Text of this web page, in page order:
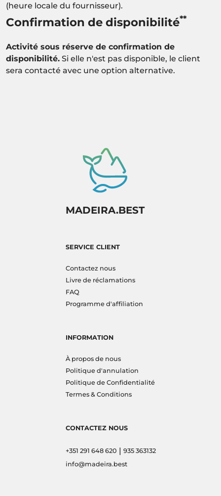
(heure locale du fournisseur).
Confirmation de disponibilité**
Activité sous réserve de confirmation de
disponibilité. Si elle n'est pas disponible, le client
sera contacté avec une option alternative.
MADEIRA.BEST
SERVICE CLIENT
Contactez nous
Livre de réclamations
FAQ
Programme d'affiliation
INFORMATION
À propos de nous
Politique d'annulation
Politique de Confidentialité
Termes & Conditions
CONTACTEZ NOUS
+351 291 648 620 | 935 363132
info@madeira.best